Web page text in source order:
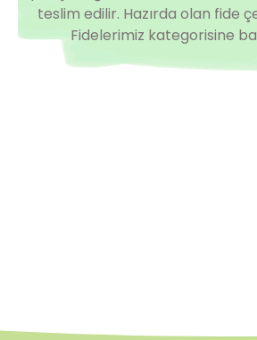
teslim edilir. Hazırda olan fide
Fidelerimiz kategorisine